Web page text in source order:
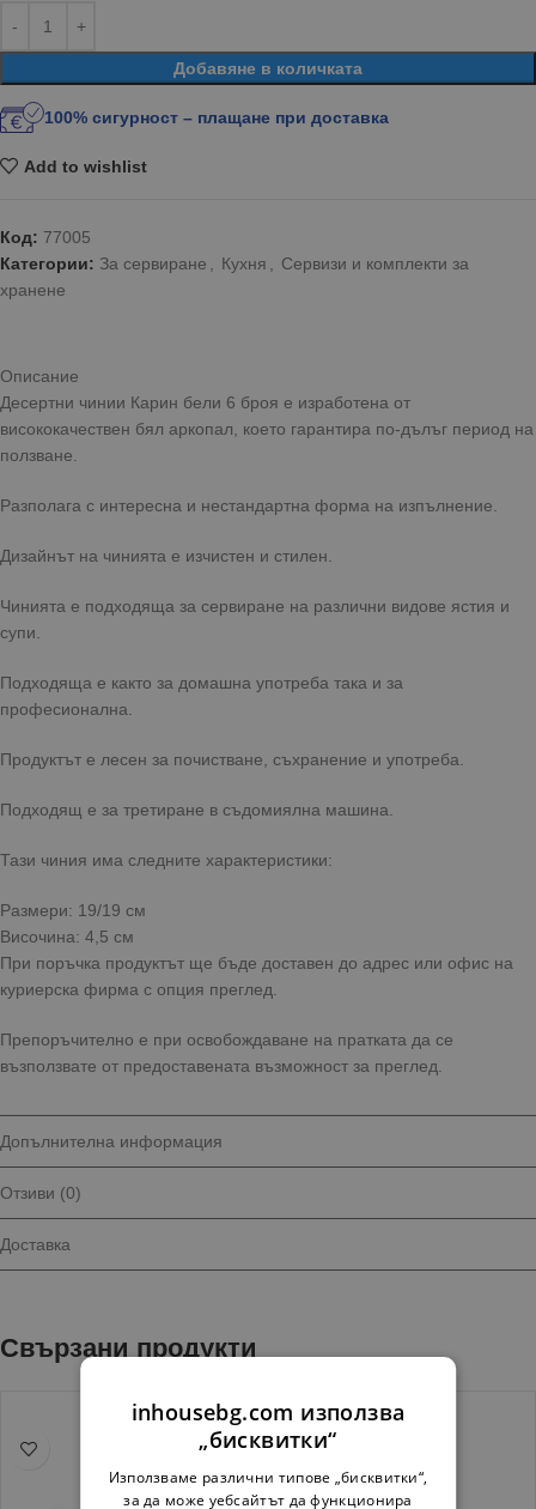
Добавяне в количката
100% сигурност – плащане при доставка
Add to wishlist
Код: 77005
Категории: За сервиране Кухня
Сервизи и комплекти за
хранене
Описание
Десертни чинии Карин бели 6 броя е изработена от
висококачествен бял аркопал, което гарантира по-дълъг период на
ползване.
Разполага с интересна и нестандартна форма на изпълнение.
Дизайнът на чинията е изчистен и стилен.
Чинията е подходяща за сервиране на различни видове ястия и
супи.
Подходяща е както за домашна употреба така и за
професионална.
Продуктът е лесен за почистване, съхранение и употреба.
Подходящ е за третиране в съдомиялна машина.
Тази чиния има следните характеристики:
Размери: 19/19 см
Височина: 4,5 см
При поръчка продуктът ще бъде доставен до адрес или офис на
куриерска фирма с опция преглед.
Препоръчително е при освобождаване на пратката да се
възползвате от предоставената възможност за преглед.
Допълнителна информация
Отзиви (0)
Доставка
Свързани продукти
inhousebg.com използва
„бисквитки“
Използваме различни типове „бисквитки“,
за да може уебсайтът да функционира